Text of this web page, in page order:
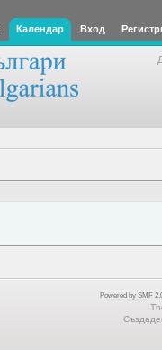
Календар Вход
Powered by SMF